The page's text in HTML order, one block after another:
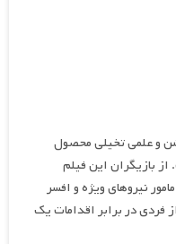
و علمی تخیلی محصول
از بازیگران این فیلم
نیروهای ویژه و افسر
فردی در برابر اقدامات یک